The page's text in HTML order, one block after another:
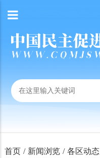
首页 / 新闻浏览 / 各区动态